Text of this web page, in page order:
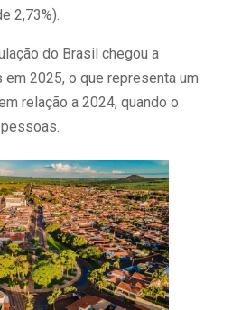
2,73%).
do Brasil chegou a
2025, o que representa um
relação a 2024, quando o